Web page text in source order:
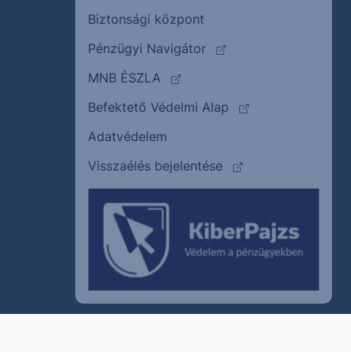
Biztonsági központ
Pénzügyi Navigátor
(külső oldalra ugrik)
MNB ÉSZLA
(külső oldalra ugrik)
Befektető Védelmi Alap
(külső oldalra
Adatvédelem
Visszaélés bejelentése
(külső oldalra ugrik)